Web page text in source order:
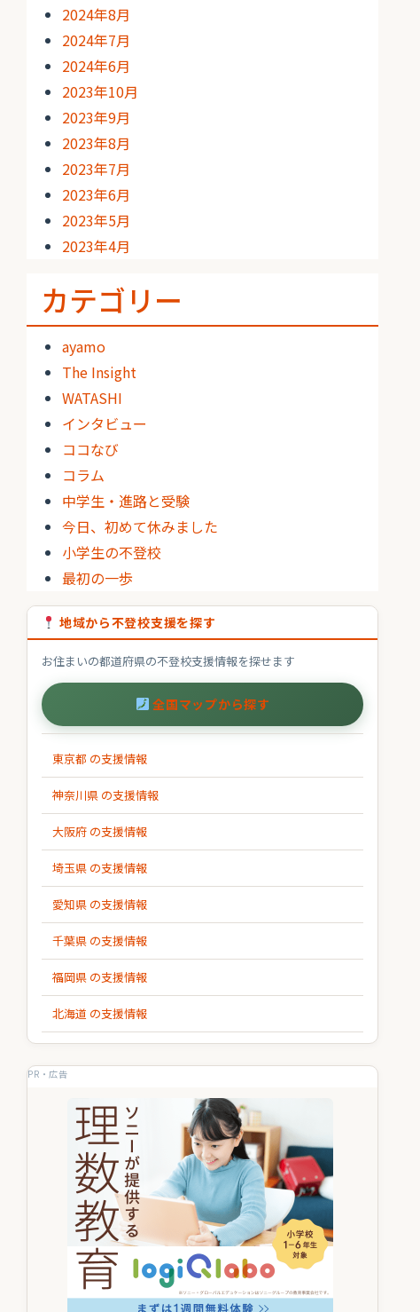
2024年8月
2024年7月
2024年6月
2023年10月
2023年9月
2023年8月
2023年7月
2023年6月
2023年5月
2023年4月
カテゴリー
ayamo
The Insight
WATASHI
インタビュー
ココなび
コラム
中学生・進路と受験
今日、初めて休みました
小学生の不登校
最初の一歩
地域から不登校支援を探す
お住まいの都道府県の不登校支援情報を探せます
全国マップから探す
東京都 の支援情報
神奈川県 の支援情報
大阪府 の支援情報
埼玉県 の支援情報
愛知県 の支援情報
千葉県 の支援情報
福岡県 の支援情報
北海道 の支援情報
PR・広告